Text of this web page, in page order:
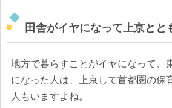
田舎がイヤになって上京とと
地方で暮らすことがイヤになって、
になった人は、上京して首都圏の保
人もいますよね。